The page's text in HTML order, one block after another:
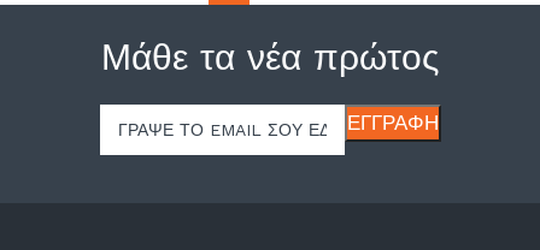
Μάθε τα νέα πρώτος